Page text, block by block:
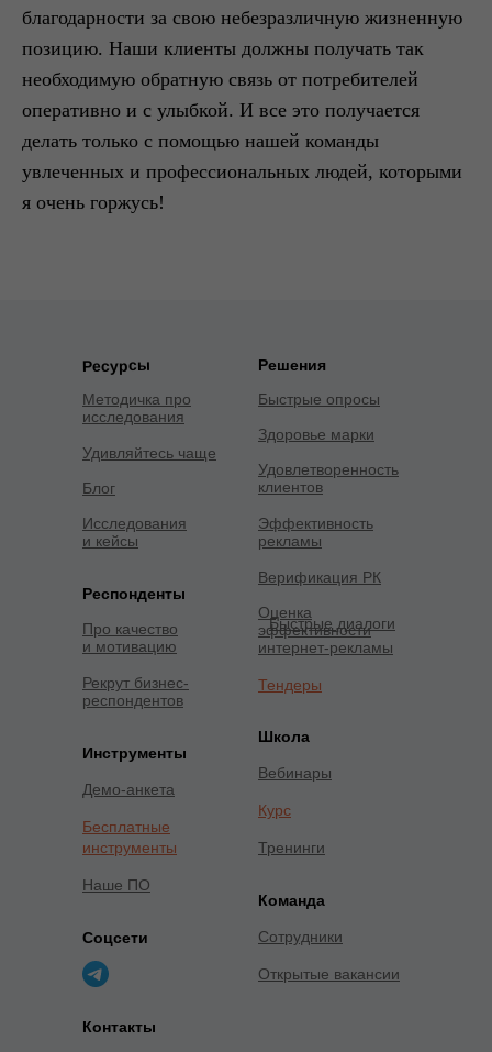
благодарности за свою небезразличную жизненную
позицию. Наши клиенты должны получать так
необходимую обратную связь от потребителей
оперативно и с улыбкой. И все это получается
делать только с помощью нашей команды
увлеченных и профессиональных людей, которыми
я очень горжусь!
Решения
Контакты
Быстрые опросы
Оценка
эффективности
интернет-рекламы
Быстрые диалоги
Тендеры
Верификация РК
Здоровье марки
Удовлетворенность
клиентов
Эффективность
рекламы
Ресурсы
Методичка про
исследования
Исследования
и кейсы
Блог
Удивляйтесь чаще
Школа
Респонденты
Про качество
и мотивацию
Рекрут бизнес-
респондентов
Команда
Сотрудники
Открытые вакансии
Инструменты
Демо-анкета
Бесплатные
инструменты
Наше ПО
Вебинары
Курс
Тренинги
Соцсети